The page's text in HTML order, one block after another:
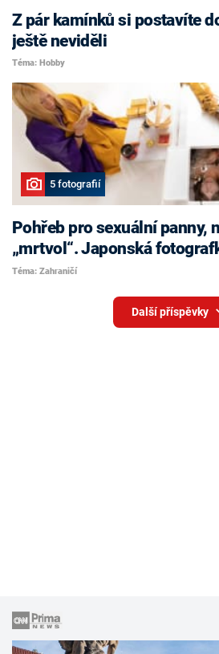
Z pár kamínků si postavíte
ještě neviděli
Téma: Hobby
5 fotografií
Pohřeb pro sexuální panny,
„mrtvol“. Japonská
Téma: Zahraničí
Další příspěvky